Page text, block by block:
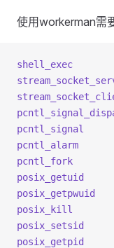
使用workerman需
shell_exec
pcntl_signal
pcntl_alarm
pcntl_fork
posix_getuid
posix_getpwuid
posix_kill
posix_setsid
posix_getpid